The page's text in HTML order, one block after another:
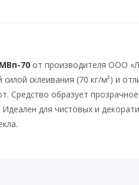
70от производителя ООО
склеивания (70 кг/м²) и
Средство образует
для чистовых и